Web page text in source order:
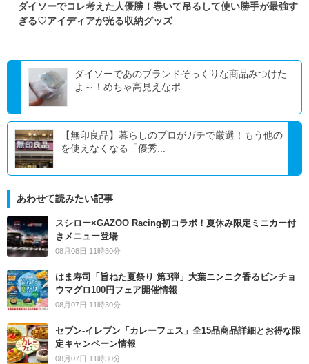
ダイソーでコレ考えた人優勝！巻いて吊るして使い勝手が最強す
ぎる♡アイディアが光る収納グッズ
ダイソーであのブランドそっくりな商品みつけた
よ～！めちゃ高見えなポ...
【無印良品】暮らしのプロがガチで厳選！もう他の
を使えなくなる「優秀...
あわせて読みたい記事
スシロー×GAZOO Racing初コラボ！夏休み限定ミニカー付
きメニュー登場
08月08日 11時30分
はま寿司「旨ねた夏祭り 第3弾」大葉ニンニク香るビンチョ
ウマグロ100円フェア開催情報
08月07日 11時30分
セブン‐イレブン「カレーフェス」全15品商品詳細とお得な限
定キャンペーン情報
08月07日 11時30分